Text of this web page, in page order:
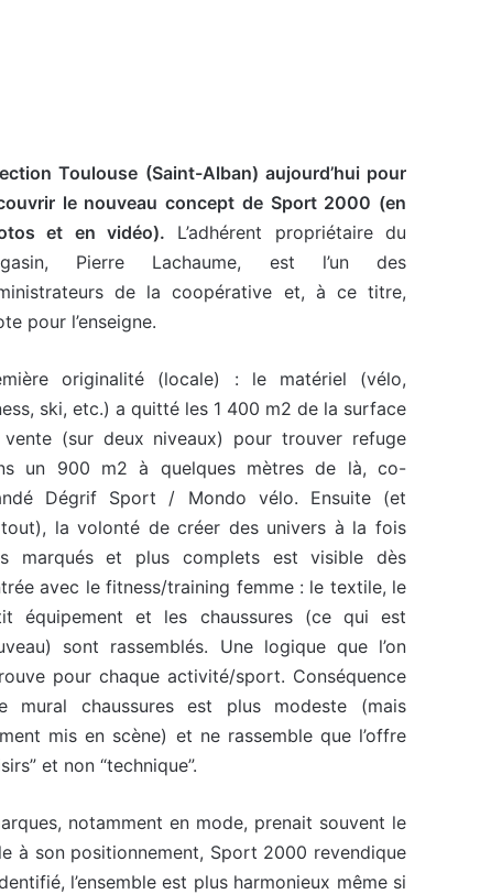
Toulouse (Saint-Alban) aujourd’hui pour
le nouveau concept de Sport 2000 (en
et en vidéo). L’adhérent propriétaire du
Pierre Lachaume, est l’un des
de la coopérative et, à ce titre,
pour l’enseigne.
originalité (locale) : le matériel (vélo,
ski, etc.) a quitté les 1 400 m2 de la surface
(sur deux niveaux) pour trouver refuge
un 900 m2 à quelques mètres de là, co-
Dégrif Sport / Mondo vélo. Ensuite (et
la volonté de créer des univers à la fois
marqués et plus complets est visible dès
avec le fitness/training femme : le textile, le
équipement et les chaussures (ce qui est
sont rassemblés. Une logique que l’on
pour chaque activité/sport. Conséquence
mural chaussures est plus modeste (mais
mis en scène) et ne rassemble que l’offre
et non “technique”.
notamment en mode, prenait souvent le
à son positionnement, Sport 2000 revendique
l’ensemble est plus harmonieux même si